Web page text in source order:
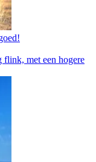
flink, met een hogere